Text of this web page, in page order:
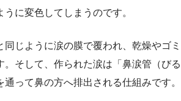
に変色してしまうのです。
じように涙の膜で覆われ、乾燥やゴミ
。そして、作られた涙は「鼻涙管（びる
って鼻の方へ排出される仕組みです。